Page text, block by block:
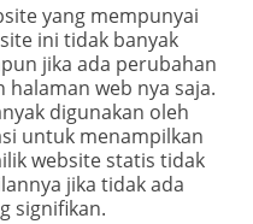
yang mempunyai
ini tidak banyak
jika ada perubahan
web nya saja.
digunakan oleh
untuk menampilkan
website statis tidak
jika tidak ada
signifikan.